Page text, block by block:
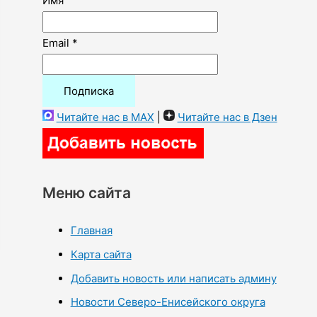
Email *
Читайте нас в MAX Читайте нас в Дзен
Меню сайта
Главная
Карта сайта
Добавить новость или написать админу
Новости Северо-Енисейского округа